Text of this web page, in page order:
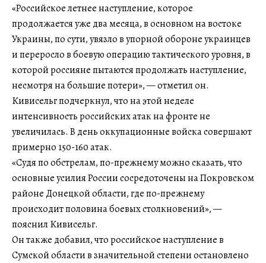
«Российское летнее наступление, которое
продолжается уже два месяца, в основном на востоке
Украины, по сути, увязло в упорной обороне украинцев
и переросло в боевую операцию тактического уровня, в
которой россияне пытаются продолжать наступление,
несмотря на большие потери», — отметил он.
Кивисельг подчеркнул, что на этой неделе
интенсивность российских атак на фронте не
увеличилась. В день оккупационные войска совершают
примерно 150-160 атак.
«Судя по обстрелам, по-прежнему можно сказать, что
основные усилия России сосредоточены на Покровском
районе Донецкой области, где по-прежнему
происходит половина боевых столкновений», —
пояснил Кивисельг.
Он также добавил, что российское наступление в
Сумской области в значительной степени остановлено